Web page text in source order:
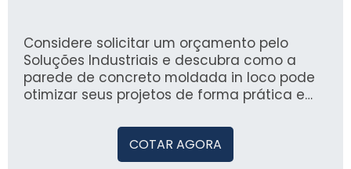
confiando em nossa experiência,
garantimos uma pesquisa eficaz e segura
para suas necessidades.
Considere solicitar um orçamento pelo
Soluções Industriais e descubra como a
parede de concreto moldada in loco pode
otimizar seus projetos de forma prática e
COTAR AGORA